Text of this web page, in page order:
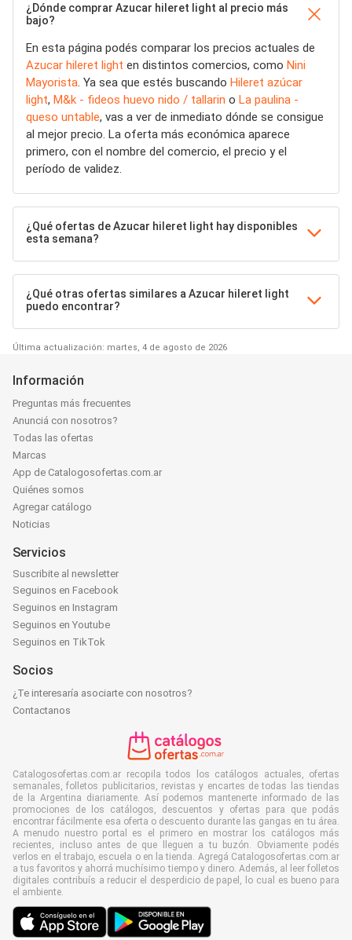
¿Dónde comprar Azucar hileret light al precio más
bajo?
En esta página podés comparar los precios actuales de
Azucar hileret light en distintos comercios, como Nini
Mayorista . Ya sea que estés buscando Hileret azúcar
light, M&k - fideos huevo nido / tallarin o La paulina -
queso untable, vas a ver de inmediato dónde se consigue
al mejor precio. La oferta más económica aparece
primero, con el nombre del comercio, el precio y el
período de validez.
¿Qué ofertas de Azucar hileret light hay disponibles
esta semana?
¿Qué otras ofertas similares a Azucar hileret light
puedo encontrar?
Última actualización: martes, 4 de agosto de 2026
Información
Preguntas más frecuentes
Anunciá con nosotros?
Todas las ofertas
Marcas
App de Catalogosofertas.com.ar
Quiénes somos
Agregar catálogo
Noticias
Servicios
Suscribite al newsletter
Seguinos en Facebook
Seguinos en Instagram
Seguinos en Youtube
Seguinos en TikTok
Socios
¿Te interesaría asociarte con nosotros?
Contactanos
Catalogosofertas.com.ar recopila todos los catálogos actuales, ofertas
semanales, folletos publicitarios, revistas y encartes de todas las tiendas
de la Argentina diariamente. Así podemos mantenerte informado de las
promociones de los catálogos, descuentos y ofertas para que podás
encontrar fácilmente esa oferta o descuento durante las gangas en tu área.
A menudo nuestro portal es el primero en mostrar los catálogos más
recientes, incluso antes de que lleguen a tu buzón. Obviamente podés
verlos en el trabajo, escuela o en la tienda. Agregá Catalogosofertas.com.ar
a tus favoritos y ahorrá muchísimo tiempo y dinero. Además, al leer folletos
digitales contribuís a reducir el desperdicio de papel, lo cual es bueno para
el ambiente.